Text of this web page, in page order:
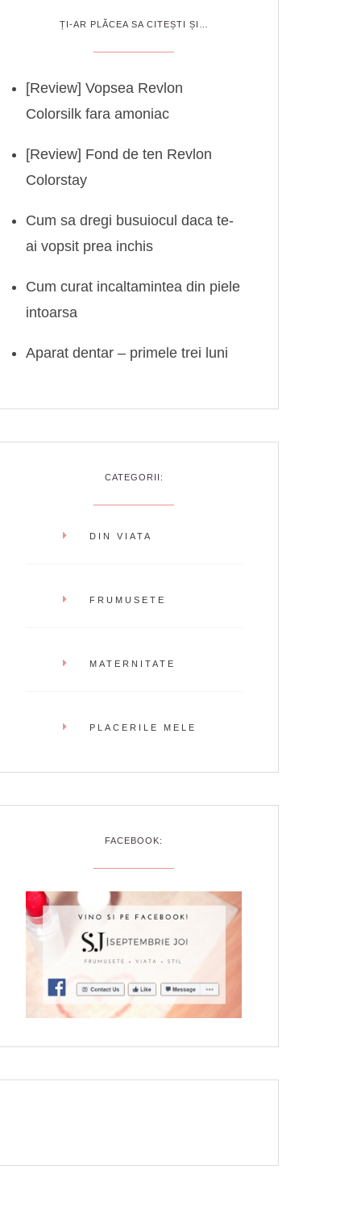
ȚI-AR PLĂCEA SA CITEȘTI ȘI…
[Review] Vopsea Revlon
Colorsilk fara amoniac
[Review] Fond de ten Revlon
Colorstay
Cum sa dregi busuiocul daca te-
ai vopsit prea inchis
Cum curat incaltamintea din piele
intoarsa
Aparat dentar – primele trei luni
CATEGORII:
DIN VIATA
FRUMUSETE
MATERNITATE
PLACERILE MELE
FACEBOOK: